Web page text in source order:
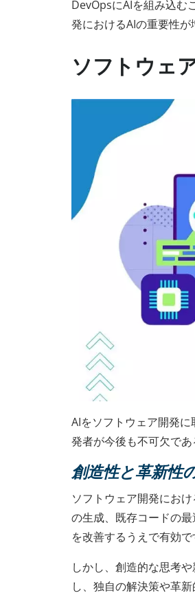
DevOpsにAIを組み込む
発におけるAIの重要性
ソフトウェ
AIをソフトウェア開発
発者が今後も不可欠で
創造性と革新性
ソフトウェア開発にお
の生成、既存コードの
を改善するうえで有効で
しかし、創造的な思考
し、独自の解決策や革